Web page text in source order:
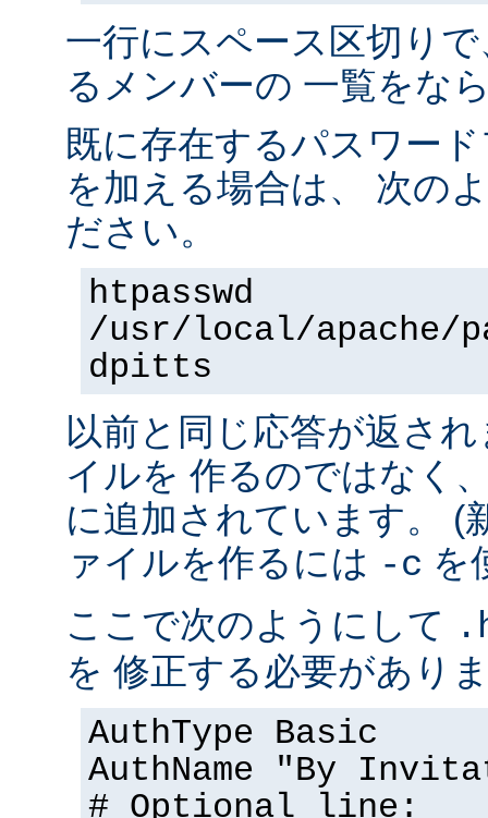
一行にスペース区切り
るメンバーの 一覧をな
既に存在するパスワー
を加える場合は、 次の
ださい。
htpasswd
/usr/local/apache/
dpitts
以前と同じ応答が返さ
イルを 作るのではなく
に追加されています。 (
ァイルを作るには -c を
ここで次のようにして
を 修正する必要があり
AuthType Basic
AuthName "By
# Optional line: